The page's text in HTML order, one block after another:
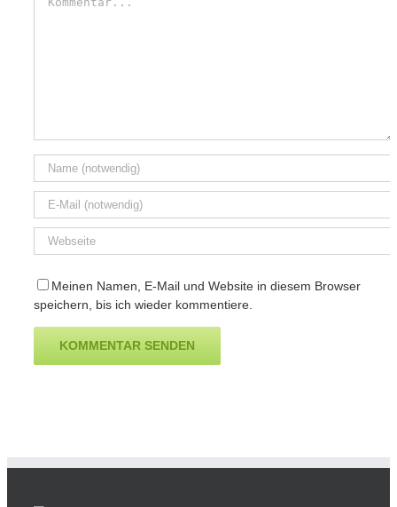
Meinen Namen, E-Mail und Website in diesem Browser
speichern, bis ich wieder kommentiere.